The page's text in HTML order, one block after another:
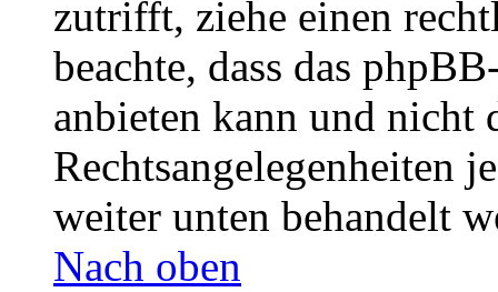
zutrifft, ziehe einen
beachte, dass das
anbieten kann und nicht
Rechtsangelegenheiten
weiter unten behandelt
Nach oben